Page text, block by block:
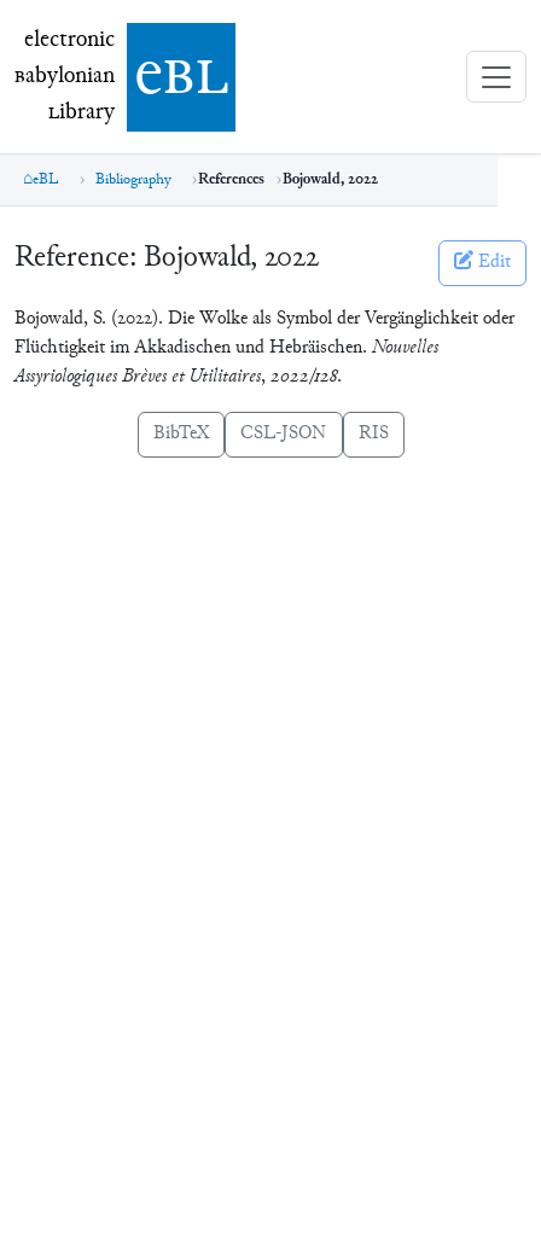
electronic Babylonian Library (eBL)
electronic
Babylonian
Library ebl
eBL Bibliography References Bojowald, 2022
Reference: Bojowald, 2022 Edit
Bojowald, S. (2022). Die Wolke als Symbol der Vergänglichkeit oder
Flüchtigkeit im Akkadischen und Hebräischen. Nouvelles
Assyriologiques Brèves et Utilitaires,2022/128.
BibTeX CSL-JSON RIS